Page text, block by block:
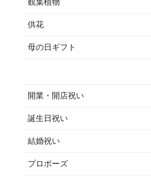
供花
母の日ギフト
開業・開店祝い
誕生日祝い
結婚祝い
プロポーズ